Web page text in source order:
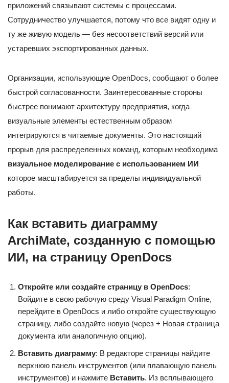
приложений связывают системы с процессами.
Сотрудничество улучшается, потому что все видят одну и
ту же живую модель — без несоответствий версий или
устаревших экспортированных данных.
Организации, использующие OpenDocs, сообщают о более
быстрой согласованности. Заинтересованные стороны
быстрее понимают архитектуру предприятия, когда
визуальные элементы естественным образом
интегрируются в читаемые документы. Это настоящий
прорыв для распределенных команд, которым необходима
визуальное моделирование с использованием ИИ
которое масштабируется за пределы индивидуальной
работы.
Как вставить диаграмму
ArchiMate, созданную с помощью
ИИ, на страницу OpenDocs
Откройте или создайте страницу в OpenDocs:
Войдите в свою рабочую среду Visual Paradigm Online,
перейдите в OpenDocs и либо откройте существующую
страницу, либо создайте новую (через + Новая страница
документа или аналогичную опцию).
Вставить диаграмму: В редакторе страницы найдите
верхнюю панель инструментов (или плавающую панель
инструментов) и нажмите Вставить. Из всплывающего